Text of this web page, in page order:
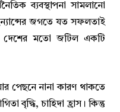
ব্যবস্থাপনা সামলানো
জগতে যত সফলতাই
মতো জটিল একটি
পেছনে নানা কারণ থাকতে
বৃদ্ধি, চাহিদা হ্রাস। কিন্তু